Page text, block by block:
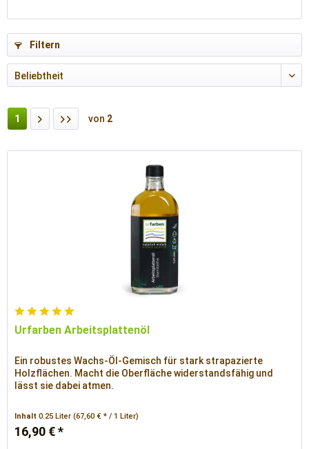
Filtern
1 von 2
Urfarben Arbeitsplattenöl
Ein robustes Wachs-Öl-Gemisch für stark strapazierte
Holzflächen. Macht die Oberfläche widerstandsfähig und
lässt sie dabei atmen.
Inhalt0.25 Liter(67,60 € * / 1 Liter)
16,90 € *